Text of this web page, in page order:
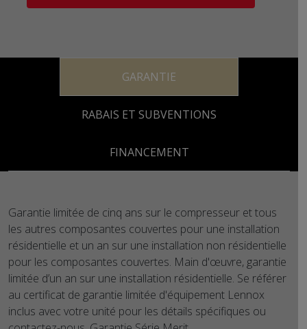
GARANTIE
RABAIS ET SUBVENTIONS
FINANCEMENT
Garantie limitée de cinq ans sur le compresseur et tous
les autres composantes couvertes pour une installation
résidentielle et un an sur une installation non résidentielle
pour les composantes couvertes. Main d'œuvre, garantie
limitée d’un an sur une installation résidentielle. Se référer
au certificat de garantie limitée d'équipement Lennox
inclus avec votre unité pour les détails spécifiques ou